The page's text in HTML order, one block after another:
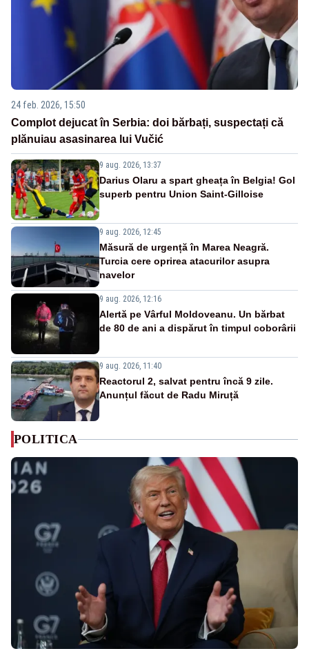
24 feb. 2026, 15:50
Complot dejucat în Serbia: doi bărbați, suspectați că
plănuiau asasinarea lui Vučić
9 aug. 2026, 13:37
Darius Olaru a spart gheața în Belgia! Gol
superb pentru Union Saint-Gilloise
9 aug. 2026, 12:45
Măsură de urgență în Marea Neagră.
Turcia cere oprirea atacurilor asupra
navelor
9 aug. 2026, 12:16
Alertă pe Vârful Moldoveanu. Un bărbat
de 80 de ani a dispărut în timpul coborârii
9 aug. 2026, 11:40
Reactorul 2, salvat pentru încă 9 zile.
Anunțul făcut de Radu Miruță
POLITICA